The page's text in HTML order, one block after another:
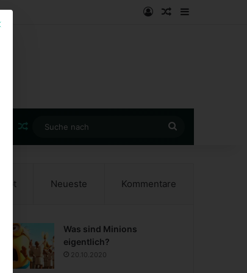
AnmeldenZufälliger
Zufälliger Artikel
nach
Neueste Kommentare
Was sind Minions
eigentlich?
20.10.2020
diesem Button wird der Dialog geschlossen. Seine Funktionalität ist